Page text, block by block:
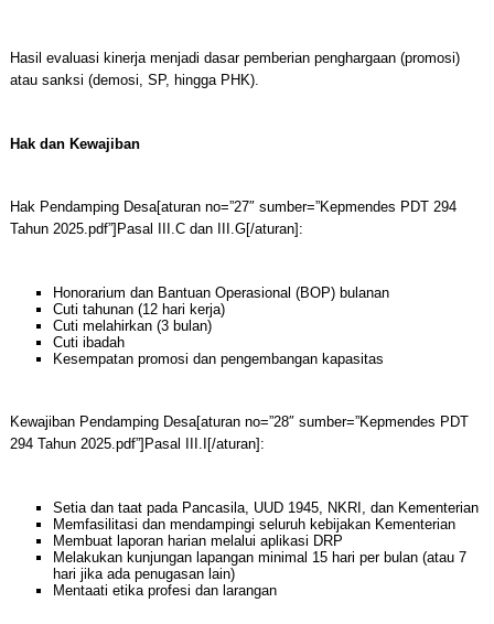
Hasil evaluasi kinerja menjadi dasar pemberian penghargaan (promosi)
atau sanksi (demosi, SP, hingga PHK).
Hak dan Kewajiban
Hak Pendamping Desa[aturan no=”27″ sumber=”Kepmendes PDT 294
Tahun 2025.pdf”]Pasal III.C dan III.G[/aturan]:
Honorarium dan Bantuan Operasional (BOP) bulanan
Cuti tahunan (12 hari kerja)
Cuti melahirkan (3 bulan)
Cuti ibadah
Kesempatan promosi dan pengembangan kapasitas
Kewajiban Pendamping Desa[aturan no=”28″ sumber=”Kepmendes PDT
294 Tahun 2025.pdf”]Pasal III.I[/aturan]:
Setia dan taat pada Pancasila, UUD 1945, NKRI, dan Kementerian
Memfasilitasi dan mendampingi seluruh kebijakan Kementerian
Membuat laporan harian melalui aplikasi DRP
Melakukan kunjungan lapangan minimal 15 hari per bulan (atau 7
hari jika ada penugasan lain)
Mentaati etika profesi dan larangan